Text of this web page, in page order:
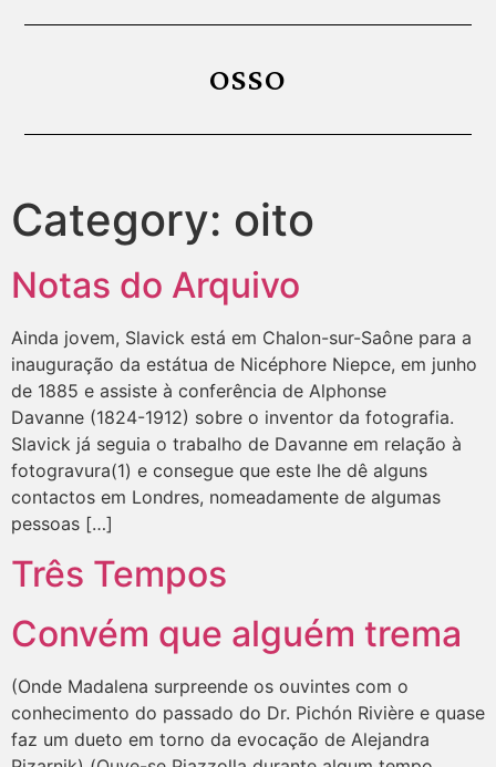
OSSO
Category: oito
Notas do Arquivo
Ainda jovem, Slavick está em Chalon-sur-Saône para a
inauguração da estátua de Nicéphore Niepce, em junho
de 1885 e assiste à conferência de Alphonse
Davanne (1824-1912) sobre o inventor da fotografia.
Slavick já seguia o trabalho de Davanne em relação à
fotogravura(1) e consegue que este lhe dê alguns
contactos em Londres, nomeadamente de algumas
pessoas […]
Três Tempos
Convém que alguém trema
(Onde Madalena surpreende os ouvintes com o
conhecimento do passado do Dr. Pichón Rivière e quase
faz um dueto em torno da evocação de Alejandra